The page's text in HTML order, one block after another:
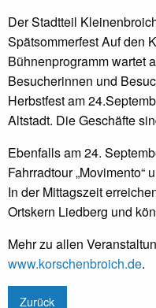
Der Stadtteil
Spätsommerfest Auf den
Bühnenprogramm wartet
Besucherinnen und
Herbstfest am
Altstadt. Die Geschäfte
Ebenfalls am 24.
Fahrradtour „Movimento“
In der Mittagszeit
Ortskern Liedberg und
Mehr zu allen
www.korschenbroich.de.
Zurück